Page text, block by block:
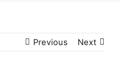
Previous Next